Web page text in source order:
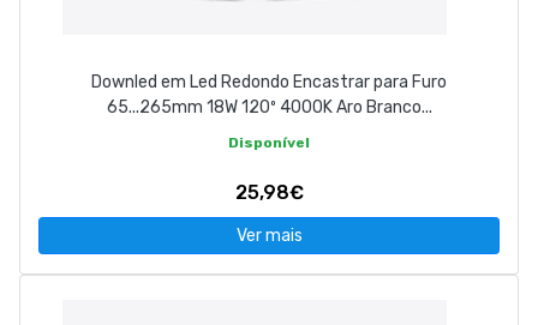
Downled em Led Redondo Encastrar para Furo
65...265mm 18W 120º 4000K Aro Branco...
Disponível
25,98€
Ver mais